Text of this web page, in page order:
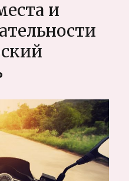
в
самостоятельно
и